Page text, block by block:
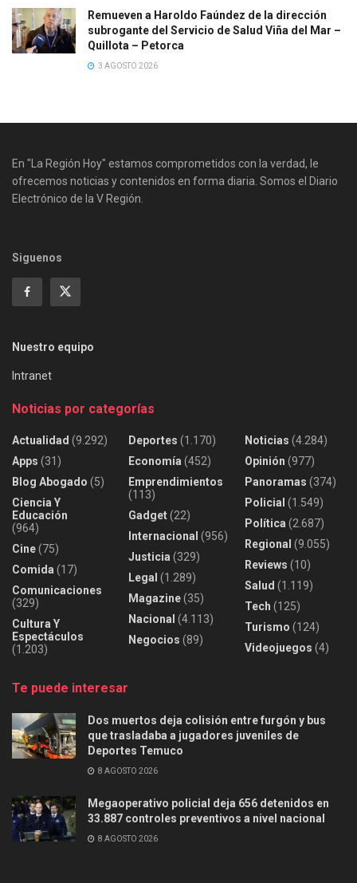
Remueven a Haroldo Faúndez de la dirección
subrogante del Servicio de Salud Viña del Mar –
Quillota – Petorca
3 AGOSTO 2026
En "La Región Hoy" estamos comprometidos con la verdad, le
ofrecemos noticias y contenidos en forma diaria. Somos el Diario
Electrónico de la V Región.
Siguenos
Nuestro equipo
Intranet
Noticias por categorías
Actualidad (9.292)
Apps (31)
Blog Abogado (5)
Ciencia Y
Educación
(964)
Cine(75)
Comida (17)
Comunicaciones
(329)
Cultura Y
Espectáculos
(1.203)
Deportes (1.170)
Economía (452)
Emprendimientos
(113)
Gadget(22)
Internacional (956)
Justicia (329)
Legal (1.289)
Magazine(35)
Nacional (4.113)
Negocios (89)
Noticias (4.284)
Opinión (977)
Panoramas (374)
Policial (1.549)
Política (2.687)
Regional (9.055)
Reviews (10)
Salud (1.119)
Tech (125)
Turismo (124)
Videojuegos (4)
Te puede interesar
Dos muertos deja colisión entre furgón y bus
que trasladaba a jugadores juveniles de
Deportes Temuco
8 AGOSTO 2026
Megaoperativo policial deja 656 detenidos en
33.887 controles preventivos a nivel nacional
8 AGOSTO 2026